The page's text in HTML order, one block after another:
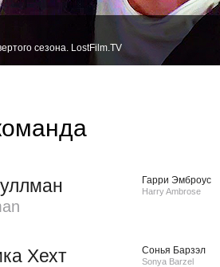
сезона. LostFilm.TV
Гарри Эмброус
Harry Ambrose
Хехт Сонья Барзэл
Sonya Barzel